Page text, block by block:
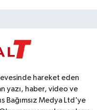
hareket eden
yazı, haber, video ve
Bağımsız Medya Ltd'ye